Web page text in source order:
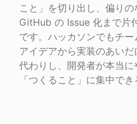
こと」を切り出し、偏りの
GitHub の Issue 化まで片
です。ハッカソンでもチー
アイデアから実装のあい
代わりし、開発者が本当に
「つくること」に集中でき